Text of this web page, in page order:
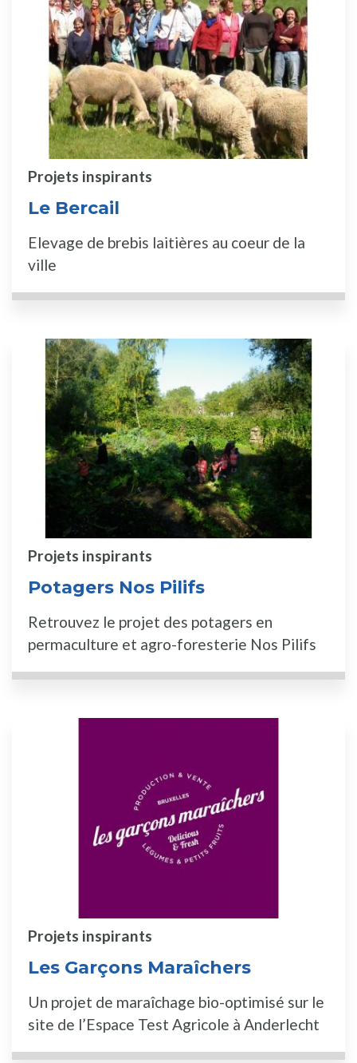
Le Bercail
Projets inspirants
Elevage de brebis laitières au coeur de la
ville
Potagers Nos Pilifs
Projets inspirants
Retrouvez le projet des potagers en
permaculture et agro-foresterie Nos Pilifs
Les Garçons Maraîchers
Projets inspirants
Un projet de maraîchage bio-optimisé sur le
site de l’Espace Test Agricole à Anderlecht